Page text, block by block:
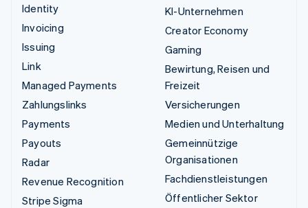
Identity
Invoicing
Issuing
Link
Managed Payments
Zahlungslinks
Payments
Payouts
Radar
Revenue Recognition
Stripe Sigma
KI-Unternehmen
Creator Economy
Gaming
Bewirtung, Reisen und
Freizeit
Versicherungen
Medien und Unterhaltung
Gemeinnützige
Organisationen
Fachdienstleistungen
Öffentlicher Sektor